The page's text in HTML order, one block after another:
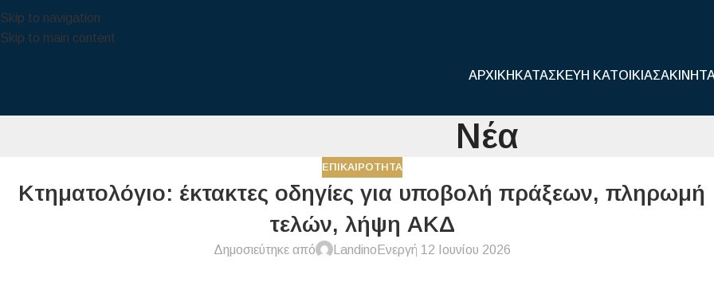
Skip to navigation
Skip to main content
ΑΡΧΙΚΉ ΚΑΤΑΣΚΕΥΉ ΚΑΤΟΙΚΊΑΣ
Νέα
ΕΠΙΚΑΙΡΌΤΗΤΑ
Κτηματολόγιο: έκτακτες οδηγίες για υποβολή πράξεων, πληρωμή
τελών, λήψη ΑΚΔ
Δημοσιεύτηκε από Landino Ενεργή 12 Ιουνίου 2026